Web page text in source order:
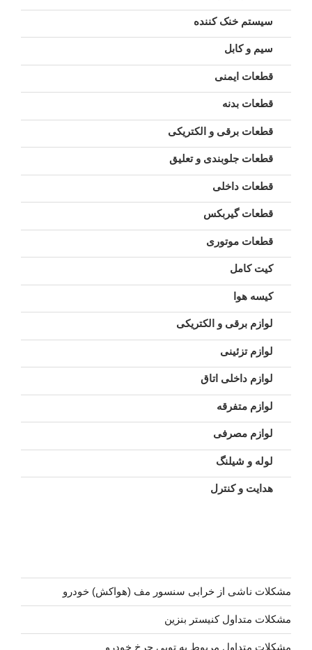
سیستم خنک کننده
سیم و کابل
قطعات ایمنی
قطعات بدنه
قطعات برقی و الکتریکی
قطعات جلوبندی و تعلیق
قطعات داخلی
قطعات گیربکس
قطعات موتوری
کیت کامل
کیسه هوا
لوازم برقی و الکتریکی
لوازم تزئینی
لوازم داخلی اتاق
لوازم متفرقه
لوازم مصرفی
لوله و شیلنگ
هدایت و کنترل
مشکلات ناشی از خرابی سنسور مف (هواکش) خودرو
مشکلات متداول کنیستر بنزین
مشکلات متداول مربوط به توپی چرخ خودرو